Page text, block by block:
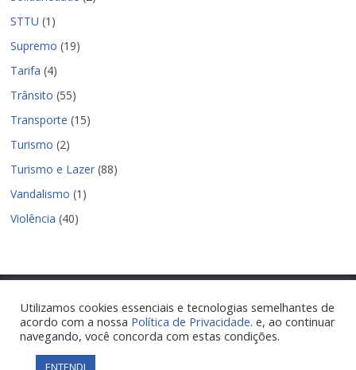
STTU (1)
Supremo (19)
Tarifa (4)
Trânsito (55)
Transporte (15)
Turismo (2)
Turismo e Lazer (88)
Vandalismo (1)
Violência (40)
Copyright © 2026Nova Parnamirim Notícias. Todos os direitos
reservados.
Tema:ColorMag
Utilizamos cookies essenciais e tecnologias semelhantes de
acordo com a nossa Política de Privacidade. e, ao continuar
navegando, você concorda com estas condições.
ENTENDI